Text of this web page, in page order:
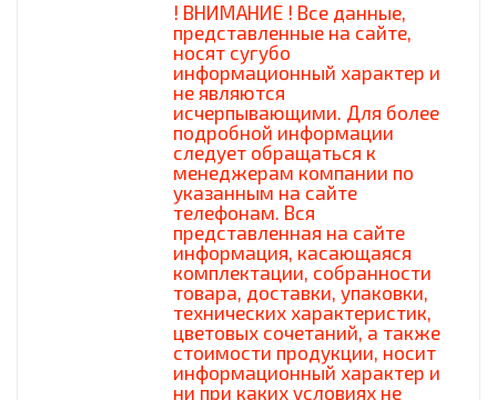
! ВНИМАНИЕ ! Все данные,
представленные на сайте,
носят сугубо
информационный характер и
не являются
исчерпывающими. Для более
подробной информации
следует обращаться к
менеджерам компании по
указанным на сайте
телефонам. Вся
представленная на сайте
информация, касающаяся
комплектации, собранности
товара, доставки, упаковки,
технических характеристик,
цветовых сочетаний, а также
стоимости продукции, носит
информационный характер и
ни при каких условиях не